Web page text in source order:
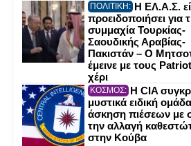
ΠΟΛΙΤΙΚΗ: Η ΕΛ.Α.Σ.
προειδοποιήσει για
συμμαχία Τουρκίας-
Σαουδικής Αραβίας-
Πακιστάν – Ο
έμεινε με τους
χέρι
ΚΟΣΜΟΣ: Η CIA
μυστικά ειδική
άσκηση πιέσεων με
την αλλαγή
στην Κούβα